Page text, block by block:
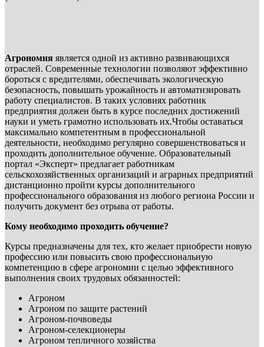
Агрономия является одной из активно развивающихся
отраслей. Современные технологии позволяют эффективно
бороться с вредителями, обеспечивать экологическую
безопасность, повышать урожайность и автоматизировать
работу специалистов. В таких условиях работник
предприятия должен быть в курсе последних достижений
науки и уметь грамотно использовать их.Чтобы оставаться
максимально компетентным в профессиональной
деятельности, необходимо регулярно совершенствоваться и
проходить дополнительное обучение. Образовательный
портал «Эксперт» предлагает работникам
сельскохозяйственных организаций и аграрных предприятий
дистанционно пройти курсы дополнительного
профессионального образования из любого региона России и
получить документ без отрыва от работы.
Кому необходимо проходить обучение?
Курсы предназначены для тех, кто желает приобрести новую
профессию или повысить свою профессиональную
компетенцию в сфере агрономии с целью эффективного
выполнения своих трудовых обязанностей:
Агроном
Агроном по защите растений
Агроном-почвоведы
Агроном-селекционеры
Агроном тепличного хозяйства